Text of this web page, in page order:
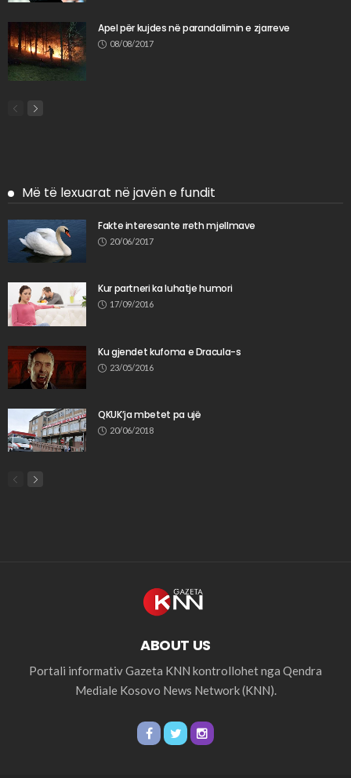
Apel për kujdes në parandalimin e zjarreve
08/08/2017
Më të lexuarat në javën e fundit
Fakte interesante rreth mjellmave
20/06/2017
Kur partneri ka luhatje humori
17/09/2016
Ku gjendet kufoma e Dracula-s
23/05/2016
QKUK’ja mbetet pa ujë
20/06/2018
ABOUT US
Portali informativ Gazeta KNN kontrollohet nga Qendra
Mediale Kosovo News Network (KNN).